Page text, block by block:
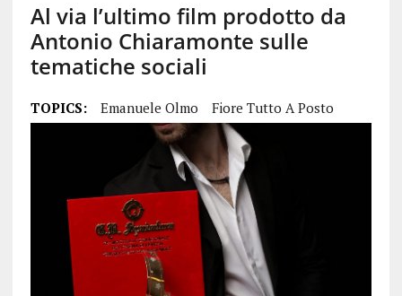
Al via l’ultimo film prodotto da
Antonio Chiaramonte sulle
tematiche sociali
TOPICS: Emanuele Olmo Fiore Tutto A Posto